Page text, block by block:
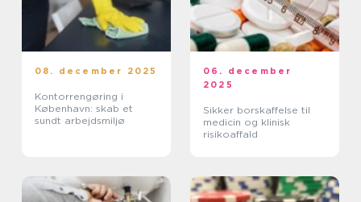
08. december 2025
Kontorrengøring i
København: skab et
sundt arbejdsmiljø
06. december
2025
Sikker borskaffelse til
medicin og klinisk
risikoaffald